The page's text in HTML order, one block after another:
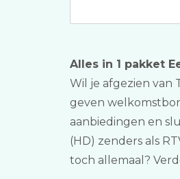
Alles in 1 pakket
Wil je afgezien van
geven
aanbiedingen en
(HD) zenders als
toch allemaal?